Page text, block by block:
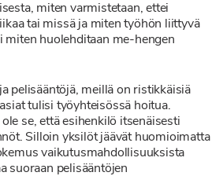
miten varmistetaan, ettei
tai missä ja miten työhön liittyvä
miten huolehditaan me-hengen
pelisääntöjä, meillä on ristikkäisiä
tulisi työyhteisössä hoitua.
se, että esihenkilö itsenäisesti
Silloin yksilöt jäävät huomioimatta
vaikutusmahdollisuuksista
suoraan pelisääntöjen